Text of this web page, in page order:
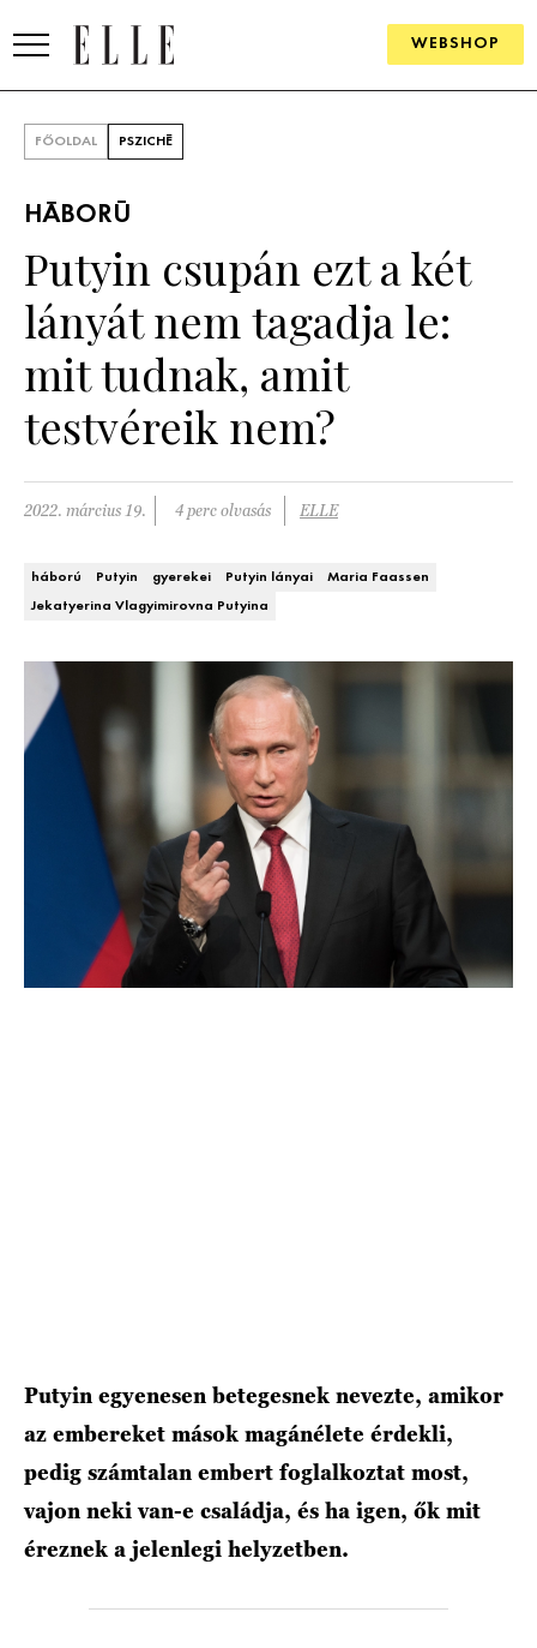
WEBSHOP
SZÉPSÉG
KULTÚRA
PÁRKAPCSOLAT
DECOR
Trendek
Szobák
SZTÁRHÍREK
BUSINESS
BEAUTY AWARDS
FŐOLDAL PSZICHÉ
HÁBORÚ
Putyin csupán ezt a két
lányát nem tagadja le:
mit tudnak, amit
testvéreik nem?
2022. március 19. 4 perc olvasás ELLE
háború Putyin gyerekei Putyin lányai
Maria Faassen
Jekatyerina Vlagyimirovna Putyina
Putyin egyenesen betegesnek nevezte, amikor
az embereket mások magánélete érdekli,
pedig számtalan embert foglalkoztat most,
vajon neki van-e családja, és ha igen, ők mit
éreznek a jelenlegi helyzetben.